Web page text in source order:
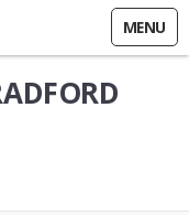
MENU